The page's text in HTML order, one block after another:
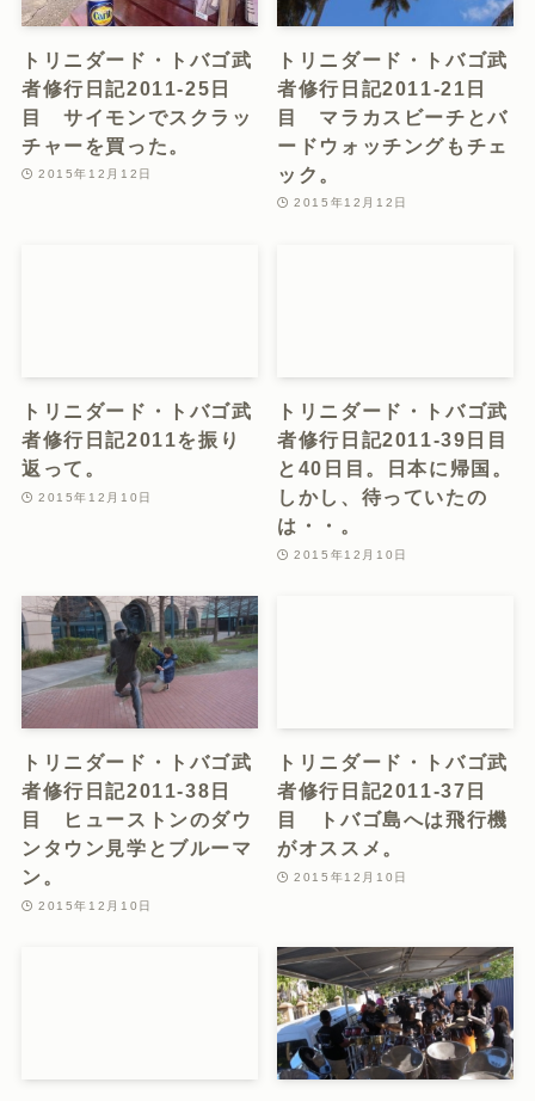
トリニダード・トバゴ武
者修行日記2011-25日
目 サイモンでスクラッ
チャーを買った。
2015年12月12日
トリニダード・トバゴ武
者修行日記2011-21日
目 マラカスビーチとバ
ードウォッチングもチェ
ック。
2015年12月12日
トリニダード・トバゴ武
者修行日記2011を振り
返って。
2015年12月10日
トリニダード・トバゴ武
者修行日記2011-39日目
と40日目。日本に帰国。
しかし、待っていたの
は・・。
2015年12月10日
トリニダード・トバゴ武
者修行日記2011-38日
目 ヒューストンのダウ
ンタウン見学とブルーマ
ン。
2015年12月10日
トリニダード・トバゴ武
者修行日記2011-37日
目 トバゴ島へは飛行機
がオススメ。
2015年12月10日